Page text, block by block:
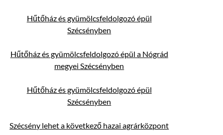
Hűtőház és gyümölcsfeldolgozó épül
Szécsényben
Hűtőház és gyümölcsfeldolgozó épül a Nógrád
megyei Szécsényben
Hűtőház és gyümölcsfeldolgozó épül
Szécsényben
Szécsény lehet a következő hazai agrárközpont